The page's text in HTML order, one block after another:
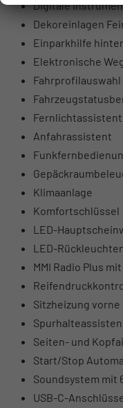
Digitale
Dekoreinlagen
Einparkhilfe
Elektronische
Fahrprofilauswahl
Fernlichtassistent
Anfahrassistent
Klimaanlage
Komfortschlüssel
LED-
LED-
MMI Radio Plus
Sitzheizung vorne
Seiten- und
Start/Stop
Soundsystem mit
USB-C-